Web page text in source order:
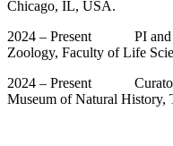
Chicago, IL, USA.
2024 – Present PI and
Zoology, Faculty of Life
2024 – Present Curator
Museum of Natural History,